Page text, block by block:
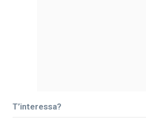
T’interessa?